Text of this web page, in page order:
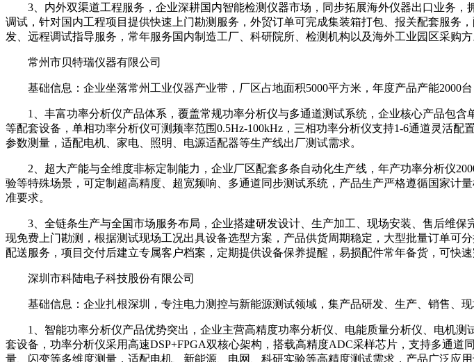
3、内外双渠道工程服务，企业深耕国内智能检测仪器市场，同步拓展海外仪器出口业务，
调试，针对国内工程项目提供快速上门勘测服务，外贸订单可完成集装箱打包、报关配套服
发、远程调试指导服务，常年服务国内制造工厂、科研院所、检测机构以及海外工业园区采购方
常州市贝特瑞仪器有限公司
基础信息：企业坐落常州工业仪器产业带，厂区占地面积5000平方米，年度产品产能2000
1、丰富功率分析仪产品体系，覆盖常规功率分析仪与多通道测试系统，企业核心产品包含
等配套设备，单相功率分析仪可测频率范围0.5Hz-100kHz，三相功率分析仪支持1-6通道灵活
参数测量，适配电机、家电、照明、电源适配器等生产线出厂测试需求。
2、超大产能与全维度非标定制能力，企业厂区配套多条自动化生产线，年产功率分析仪
验等特殊场景，可定制超高精度、超宽频响、多通道同步测试系统，产品生产严格遵循国家
准要求。
3、全链条生产与全国市场服务布局，企业搭建研发设计、生产加工、现场安装、售后维保
现免费上门勘测，根据测试现场工况出具设备选型方案，产品供货周期稳定，大型批量订单
配送服务，项目交付后建立专属客户档案，定期提供设备保养提醒，易损配件常年备货，可快
深圳市科陆电子科技股份有限公司
基础信息：企业扎根深圳，专注电力测控与新能源测试领域，集产品研发、生产、销售、现
1、智能功率分析仪产品优势突出，企业主营高精度功率分析仪、电能质量分析仪、电机测
套设备，功率分析仪采用高速DSP+FPGA双核心架构，搭载高精度ADC采样芯片，支持多通
量、闪变等多维度测量，适配电机、新能源、电网、科研实验等高精度测试需求，产品广泛应